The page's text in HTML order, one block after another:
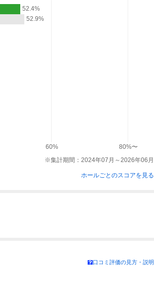
52.4%
52.9%
60%
80%〜
※集計期間：2024年07月～2026年06月
ホールごとのスコアを見る
口コミ評価の見方・説明